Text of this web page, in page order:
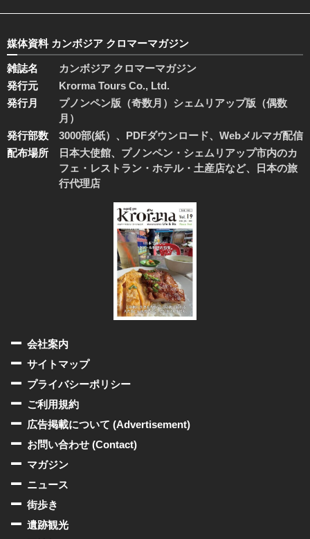
媒体資料 カンボジア クロマーマガジン
雑誌名
カンボジア クロマーマガジン
発行元
Krorma Tours Co., Ltd.
発行月
プノンペン版（奇数月）シェムリアップ版（偶数
月）
発行部数
3000部(紙）、PDFダウンロード、Webメルマガ配信
配布場所
日本大使館、プノンペン・シェムリアップ市内のカ
フェ・レストラン・ホテル・土産店など、日本の旅
行代理店
会社案内
サイトマップ
プライバシーポリシー
ご利用規約
広告掲載について (Advertisement)
お問い合わせ (Contact)
マガジン
ニュース
街歩き
遺跡観光